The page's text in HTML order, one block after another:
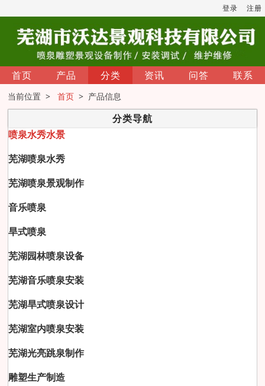
登录 注册
首页 产品 分类 资讯 问答 联系
当前位置 >首页 > 产品信息
分类导航
喷泉水秀水景
芜湖喷泉水秀
芜湖喷泉景观制作
音乐喷泉
旱式喷泉
芜湖园林喷泉设备
芜湖音乐喷泉安装
芜湖旱式喷泉设计
芜湖室内喷泉安装
芜湖光亮跳泉制作
雕塑生产制造